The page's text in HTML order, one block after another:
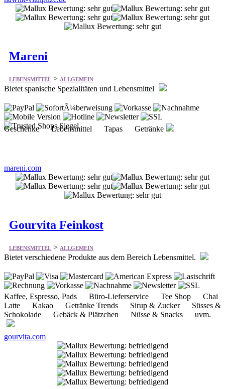
Mareni
LEBENSMITTEL>ALLGEMEIN
Bietet spanische Spezialitäten und Lebensmittel
Geschenke Lebensmittel Tapas Getränke
mareni.com
Gourvita Feinkost
LEBENSMITTEL>ALLGEMEIN
Bietet verschiedene Produkte aus dem Bereich Lebensmittel.
Kaffee, Espresso, Pads Büro-Lieferservice Tee Shop Chai
Latte Kakao Getränke Trends Sirup & Zucker Süsses &
Schokolade Gebäck & Plätzchen Nüsse & Snacks uvm.
gourvita.com